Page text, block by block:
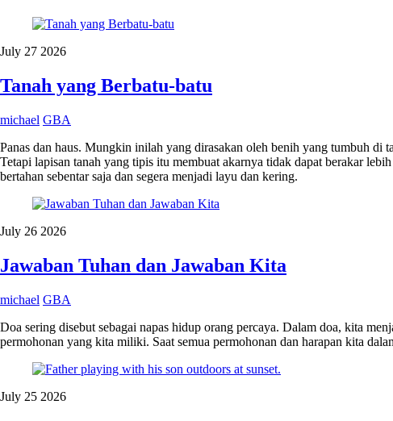
July 27 2026
Tanah yang Berbatu-batu
michael GBA
Panas dan haus. Mungkin inilah yang dirasakan oleh benih yang tumbuh di
Tetapi lapisan tanah yang tipis itu membuat akarnya tidak dapat berakar
bertahan sebentar saja dan segera menjadi layu dan kering.
July 26 2026
Jawaban Tuhan dan Jawaban Kita
michael GBA
Doa sering disebut sebagai napas hidup orang percaya. Dalam doa, kita
permohonan yang kita miliki. Saat semua permohonan dan harapan kita
July 25 2026